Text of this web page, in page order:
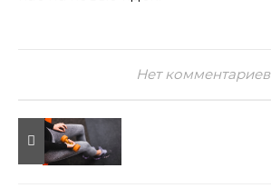
Нет комментариев